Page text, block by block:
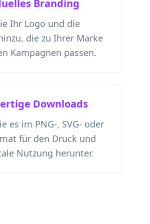
Branding
Ihr Logo und die
die zu Ihrer Marke
Kampagnen passen.
Downloads
es im PNG-, SVG- oder
für den Druck und
Nutzung herunter.